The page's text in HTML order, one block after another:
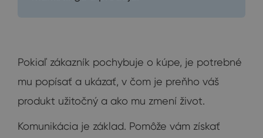
Pokiaľ zákazník pochybuje o kúpe, je potrebné
mu popísať a ukázať, v čom je preňho váš
produkt užitočný a ako mu zmení život.
Komunikácia je základ. Pomôže vám získať